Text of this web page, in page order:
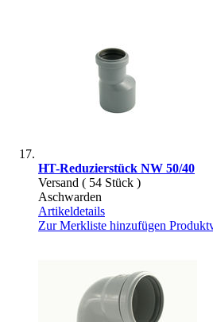
HT-Reduzierstück NW 50/40
Versand ( 54 Stück )
Aschwarden
Artikeldetails
Zur Merkliste hinzufügen